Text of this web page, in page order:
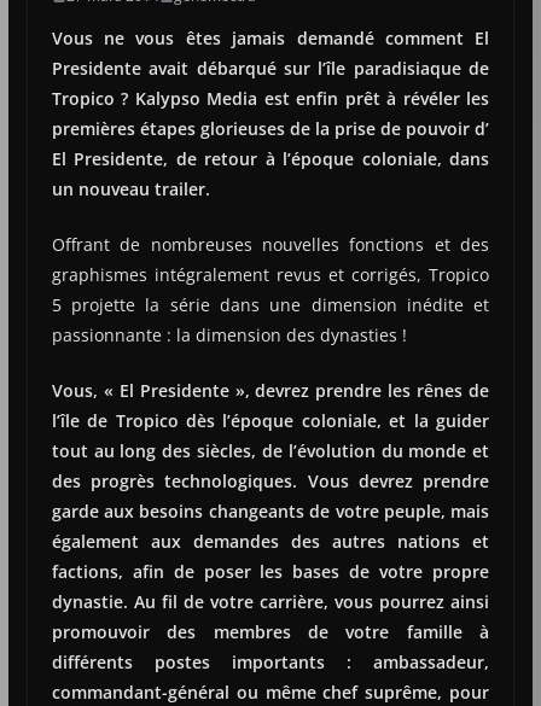
Vous ne vous êtes jamais demandé comment El
Presidente avait débarqué sur l’île paradisiaque de
Tropico ? Kalypso Media est enfin prêt à révéler les
premières étapes glorieuses de la prise de pouvoir d’
El Presidente, de retour à l’époque coloniale, dans
un nouveau trailer.
Offrant de nombreuses nouvelles fonctions et des
graphismes intégralement revus et corrigés, Tropico
5 projette la série dans une dimension inédite et
passionnante : la dimension des dynasties !
Vous, « El Presidente », devrez prendre les rênes de
l’île de Tropico dès l’époque coloniale, et la guider
tout au long des siècles, de l’évolution du monde et
des progrès technologiques. Vous devrez prendre
garde aux besoins changeants de votre peuple, mais
également aux demandes des autres nations et
factions, afin de poser les bases de votre propre
dynastie. Au fil de votre carrière, vous pourrez ainsi
promouvoir des membres de votre famille à
différents postes importants : ambassadeur,
commandant-général ou même chef suprême, pour